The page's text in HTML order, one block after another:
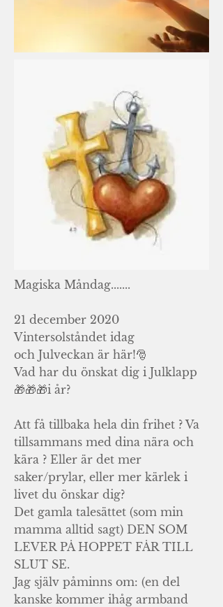
Magiska Måndag.......
21 december 2020
Vintersolståndet idag
och Julveckan är här!🎅
Vad har du önskat dig i Julklapp
🎁🎁🎁i år?
Att få tillbaka hela din frihet ? Va
tillsammans med dina nära och
kära ? Eller är det mer
saker/prylar, eller mer kärlek i
livet du önskar dig?
Det gamla talesättet (som min
mamma alltid sagt) DEN SOM
LEVER PÅ HOPPET FÅR TILL
SLUT SE.
Jag själv påminns om: (en del
kanske kommer ihåg armband